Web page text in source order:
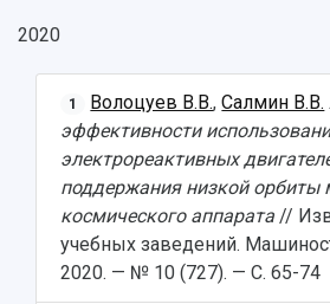
2020
1 Волоцуев В.В.,Салмин В.В.
эффективности
электрореактивных
поддержания низкой орбиты
космического аппарата //
учебных заведений.
2020. — № 10 (727). — С. 65-74